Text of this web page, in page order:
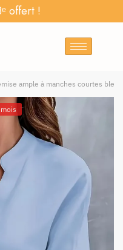
offert !
ample à manches courtes bleu